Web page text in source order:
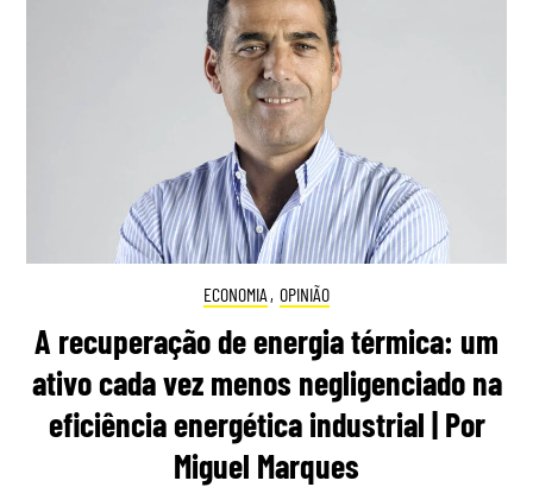
ECONOMIA , OPINIÃO
A recuperação de energia térmica: um
ativo cada vez menos negligenciado na
eficiência energética industrial | Por
Miguel Marques